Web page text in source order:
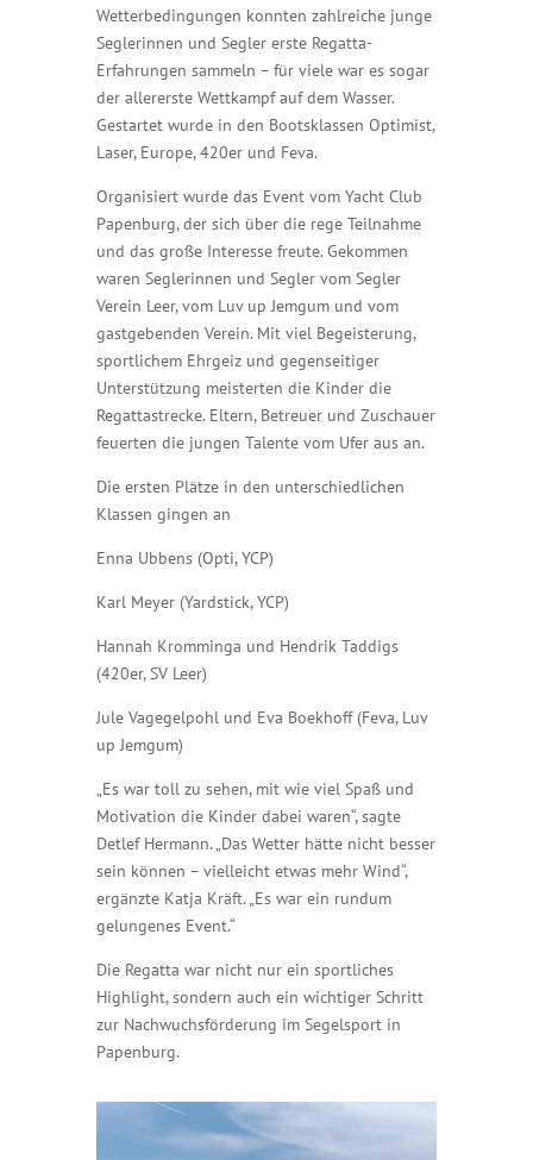
Wetterbedingungen konnten zahlreiche junge
Seglerinnen und Segler erste Regatta-
Erfahrungen sammeln – für viele war es sogar
der allererste Wettkampf auf dem Wasser.
Gestartet wurde in den Bootsklassen Optimist,
Laser, Europe, 420er und Feva.
Organisiert wurde das Event vom Yacht Club
Papenburg, der sich über die rege Teilnahme
und das große Interesse freute. Gekommen
waren Seglerinnen und Segler vom Segler
Verein Leer, vom Luv up Jemgum und vom
gastgebenden Verein. Mit viel Begeisterung,
sportlichem Ehrgeiz und gegenseitiger
Unterstützung meisterten die Kinder die
Regattastrecke. Eltern, Betreuer und Zuschauer
feuerten die jungen Talente vom Ufer aus an.
Die ersten Plätze in den unterschiedlichen
Klassen gingen an
Enna Ubbens (Opti, YCP)
Karl Meyer (Yardstick, YCP)
Hannah Kromminga und Hendrik Taddigs
(420er, SV Leer)
Jule Vagegelpohl und Eva Boekhoff (Feva, Luv
up Jemgum)
„Es war toll zu sehen, mit wie viel Spaß und
Motivation die Kinder dabei waren“, sagte
Detlef Hermann. „Das Wetter hätte nicht besser
sein können – vielleicht etwas mehr Wind“,
ergänzte Katja Kräft. „Es war ein rundum
gelungenes Event.“
Die Regatta war nicht nur ein sportliches
Highlight, sondern auch ein wichtiger Schritt
zur Nachwuchsförderung im Segelsport in
Papenburg.